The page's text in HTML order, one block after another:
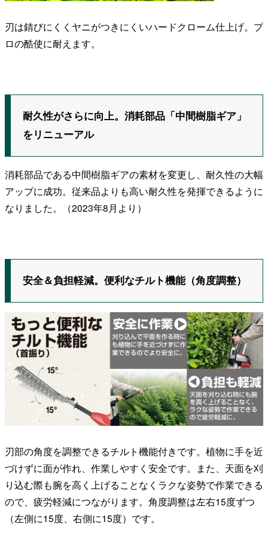
刃は錆びにくくヤニがつきにくいハードクローム仕上げ。プ
ロの酷使に耐えます。
耐久性がさらに向上。消耗部品「中間樹脂ギア」
をリニューアル
消耗部品である中間樹脂ギアの素材を変更し、耐久性の大幅
アップに成功。従来品よりも高い耐久性を発揮できるように
なりました。（2023年8月より）
安全＆負担軽減。便利なチルト機能（角度調整）
刃部の角度を調整できるチルト機能付きです。植物に手を近
づけずに面が作れ、作業しやすく安全です。また、天面を刈
り込む際も腕を高く上げることなくラクな姿勢で作業できる
ので、疲労軽減につながります。角度調整は左右15度ずつ
（左側に15度、右側に15度）です。